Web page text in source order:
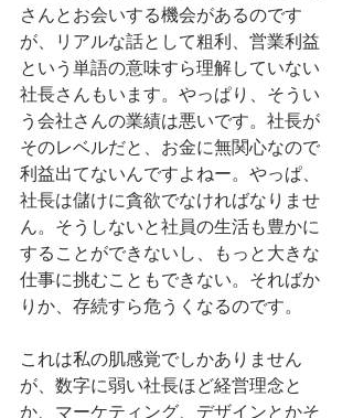
さんとお会いする機会があるのです
が、リアルな話として粗利、営業利益
という単語の意味すら理解していない
社長さんもいます。やっぱり、そうい
う会社さんの業績は悪いです。社長が
そのレベルだと、お金に無関心なので
利益出てないんですよねー。やっぱ、
社長は儲けに貪欲でなければなりませ
ん。そうしないと社員の生活も豊かに
することができないし、もっと大きな
仕事に挑むこともできない。そればか
りか、存続すら危うくなるのです。
これは私の肌感覚でしかありません
が、数字に弱い社長ほど経営理念と
か、マーケティング、デザインとかそ